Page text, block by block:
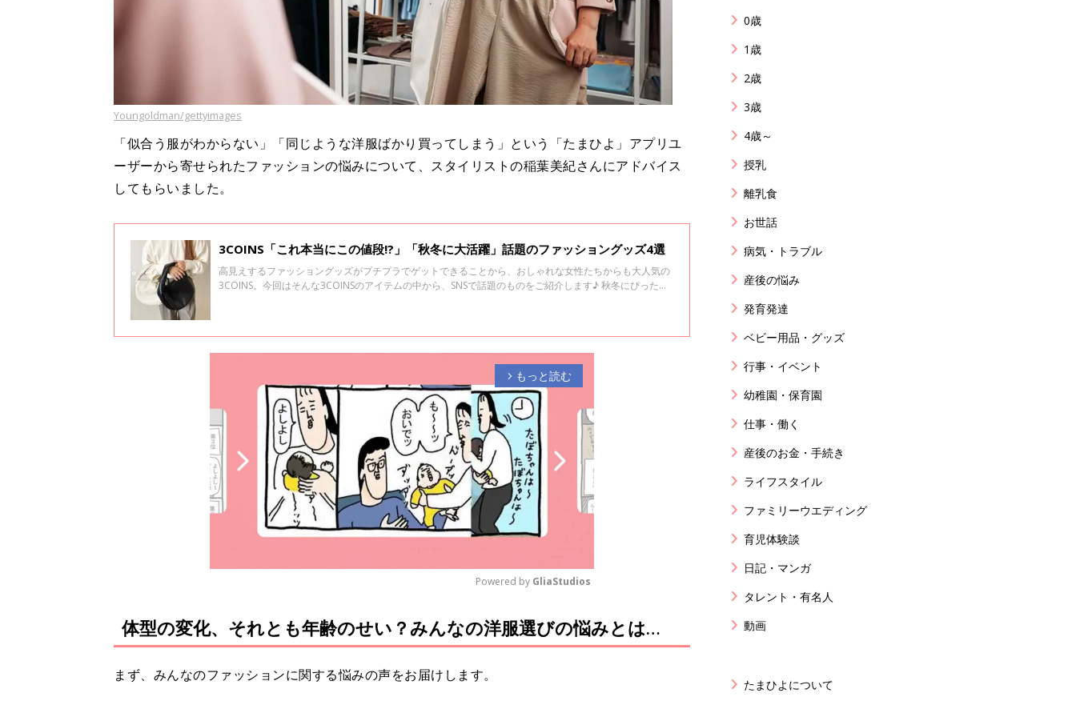
Youngoldman/gettyimages
「似合う服がわからない」「同じような洋服ばかり買ってしまう」という「たまひよ」アプリユ
ーザーから寄せられたファッションの悩みについて、スタイリストの稲葉美紀さんにアドバイス
してもらいました。
3COINS「これ本当にこの値段!?」「秋冬に大活躍」話題のファッショングッズ4選
高見えするファッショングッズがプチプラでゲットできることから、おしゃれな女性たちからも大人気の
3COINS。今回はそんな3COINSのアイテムの中から、SNSで話題のものをご紹介します♪ 秋冬にぴったり
arrow_forward_ios もっと読む
M
u
Powered by GliaStudios
体型の変化、それとも年齢のせい？みんなの洋服選びの悩みとは…
まず、みんなのファッションに関する悩みの声をお届けします。
0歳
1歳
2歳
3歳
4歳～
授乳
離乳食
お世話
病気・トラブル
産後の悩み
発育発達
ベビー用品・グッズ
行事・イベント
幼稚園・保育園
仕事・働く
産後のお金・手続き
ライフスタイル
ファミリーウエディング
育児体験談
日記・マンガ
タレント・有名人
動画
たまひよについて